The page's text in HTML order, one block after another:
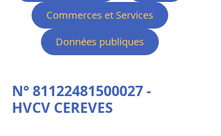
Commerces et Services
Données publiques
N° 81122481500027 -
HVCV CEREVES